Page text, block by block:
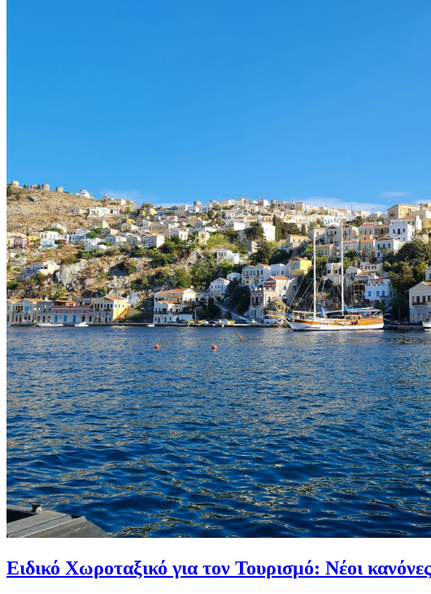
Ειδικό Χωροταξικό για τον Τουρισμό: Νέοι